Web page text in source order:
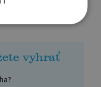
vyhrať